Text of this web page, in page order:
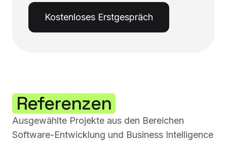
Kostenloses Erstgespräch
Referenzen
Ausgewählte Projekte aus den Bereichen
Software-Entwicklung und Business Intelligence